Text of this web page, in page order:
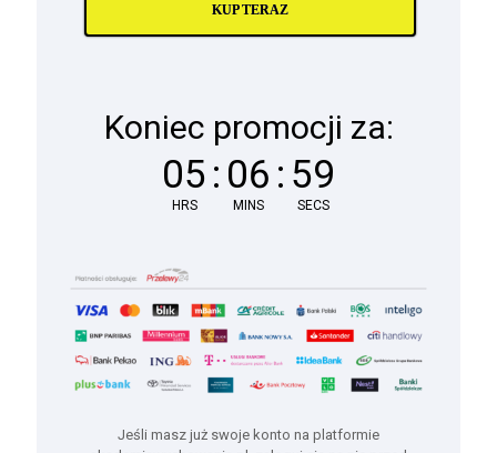
KUP TERAZ
Koniec promocji za:
05
HRS
: 06
MINS
: 58
SECS
Jeśli masz już swoje konto na platformie